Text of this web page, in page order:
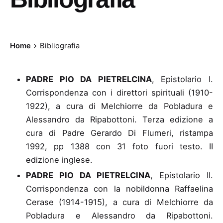
Home Bibliografia
PADRE PIO DA PIETRELCINA, Epistolario I.
Corrispondenza con i direttori spirituali (1910-
1922), a cura di Melchiorre da Pobladura e
Alessandro da Ripabottoni. Terza edizione a
cura di Padre Gerardo Di Flumeri, ristampa
1992, pp 1388 con 31 foto fuori testo. II
edizione inglese.
PADRE PIO DA PIETRELCINA, Epistolario II.
Corrispondenza con la nobildonna Raffaelina
Cerase (1914-1915), a cura di Melchiorre da
Pobladura e Alessandro da Ripabottoni.